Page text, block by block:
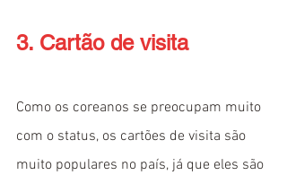
3. Cartão de visita
Como os coreanos se preocupam muito
com o status, os cartões de visita são
muito populares no país, já que eles são